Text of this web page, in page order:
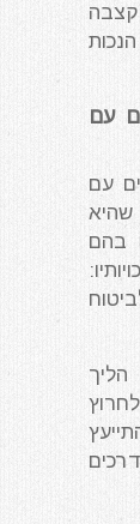
קצבה
עם
עם
שהיא
בהם